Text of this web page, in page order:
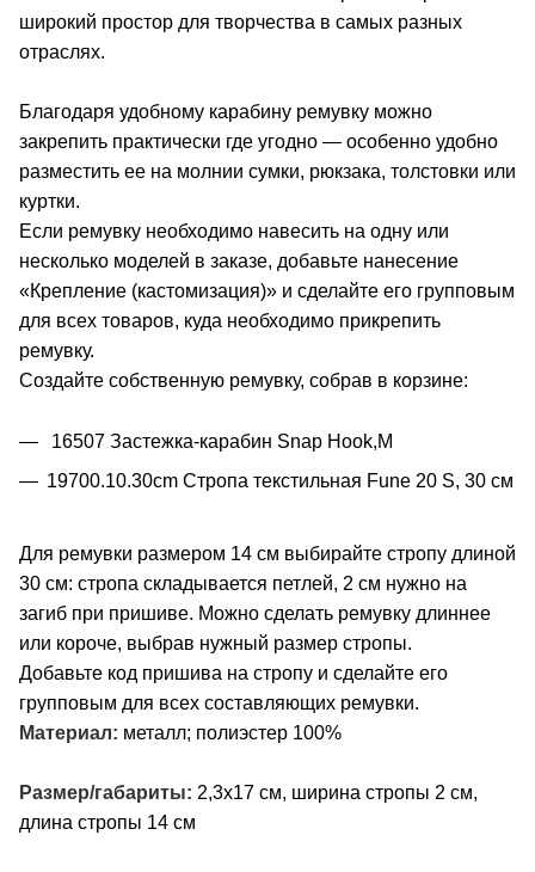
широкий простор для творчества в самых разных
отраслях.
Благодаря удобному карабину ремувку можно
закрепить практически где угодно — особенно удобно
разместить ее на молнии сумки, рюкзака, толстовки или
куртки.
Если ремувку необходимо навесить на одну или
несколько моделей в заказе, добавьте нанесение
«Крепление (кастомизация)» и сделайте его групповым
для всех товаров, куда необходимо прикрепить
ремувку.
Создайте собственную ремувку, собрав в корзине:
16507 Застежка-карабин Snap Hook,M
19700.10.30cm Стропа текстильная Fune 20 S, 30 см
Для ремувки размером 14 см выбирайте стропу длиной
30 см: стропа складывается петлей, 2 см нужно на
загиб при пришиве. Можно сделать ремувку длиннее
или короче, выбрав нужный размер стропы.
Добавьте код пришива на стропу и сделайте его
групповым для всех составляющих ремувки.
Материал: металл; полиэстер 100%
Размер/габариты: 2,3х17 см, ширина стропы 2 см,
длина стропы 14 см